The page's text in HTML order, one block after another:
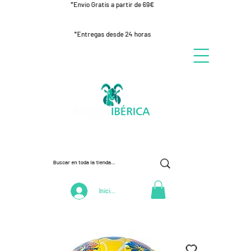
*Envío Gratis a partir de 69€
*Entregas desde 24 horas
Iniciar Sesión